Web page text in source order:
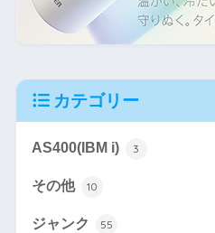
カテゴリー
AS400(IBM i) 3
その他 10
ジャンク 55